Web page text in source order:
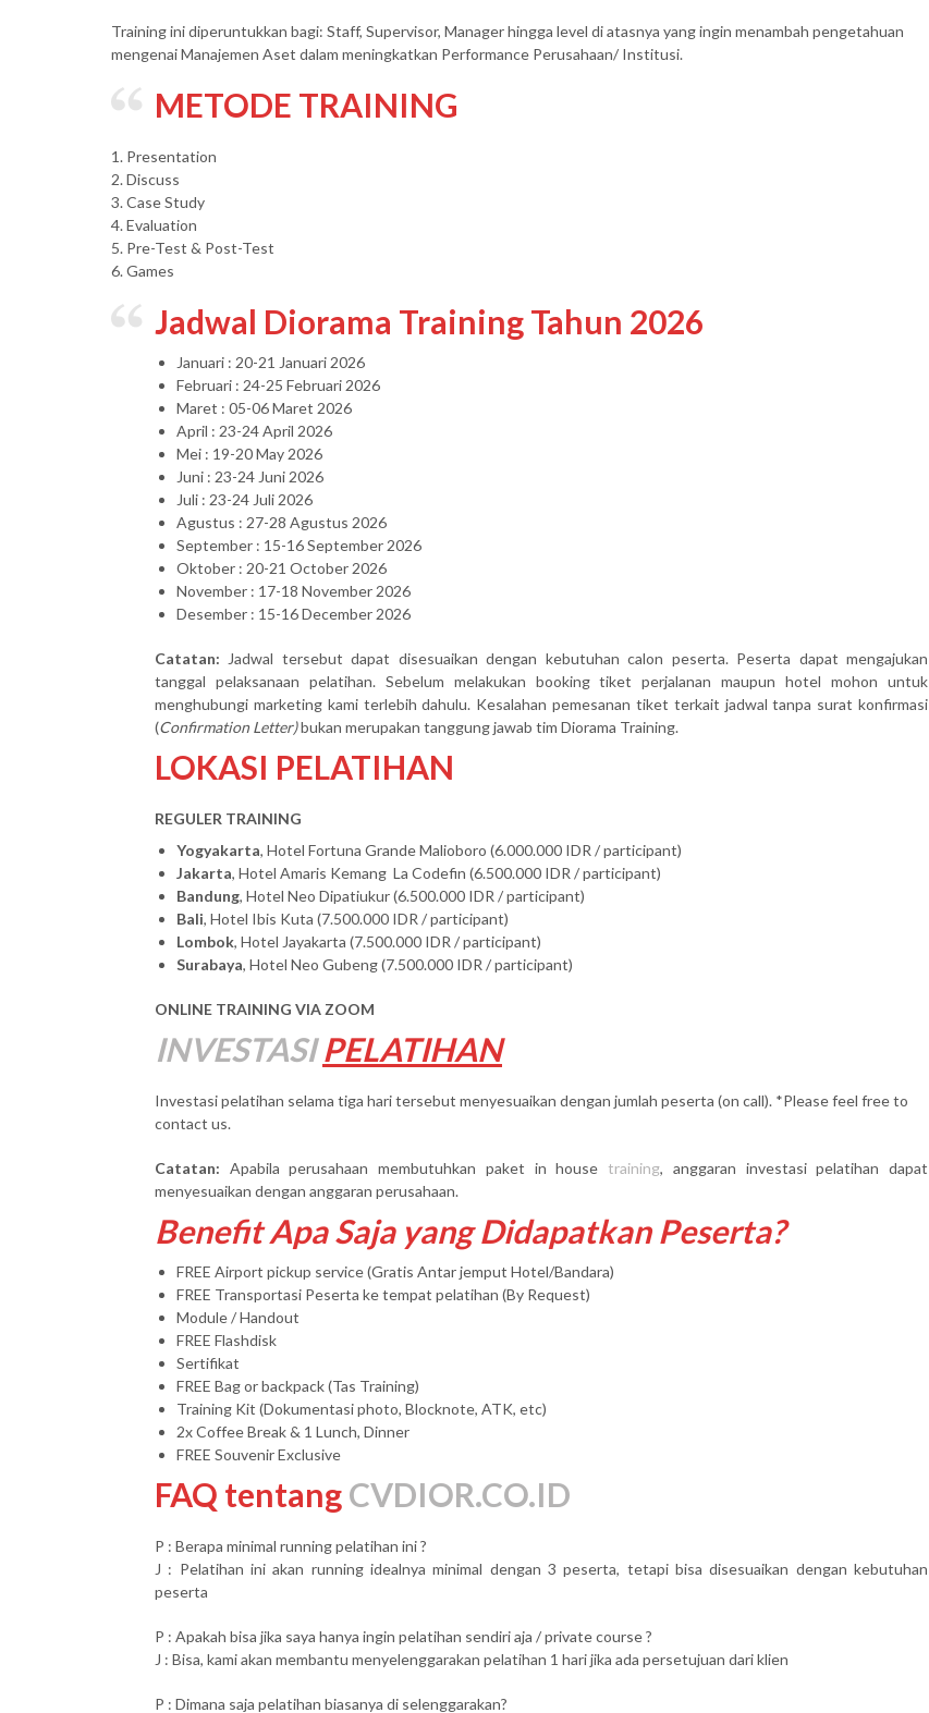
Training ini diperuntukkan bagi: Staff, Supervisor, Manager hingga level di atasnya yang ingin menambah pengetahuan
mengenai Manajemen Aset dalam meningkatkan Performance Perusahaan/ Institusi.
METODE TRAINING
1. Presentation
2. Discuss
3. Case Study
4. Evaluation
5. Pre-Test & Post-Test
6. Games
Jadwal Diorama Training Tahun 2026
Januari : 20-21 Januari 2026
Februari : 24-25 Februari 2026
Maret : 05-06 Maret 2026
April : 23-24 April 2026
Mei : 19-20 May 2026
Juni : 23-24 Juni 2026
Juli : 23-24 Juli 2026
Agustus : 27-28 Agustus 2026
September : 15-16 September 2026
Oktober : 20-21 October 2026
November : 17-18 November 2026
Desember : 15-16 December 2026
Catatan: Jadwal tersebut dapat disesuaikan dengan kebutuhan calon peserta. Peserta dapat mengajukan
tanggal pelaksanaan pelatihan. Sebelum melakukan booking tiket perjalanan maupun hotel mohon untuk
menghubungi marketing kami terlebih dahulu. Kesalahan pemesanan tiket terkait jadwal tanpa surat konfirmasi
(Confirmation Letter)bukan merupakan tanggung jawab tim Diorama Training.
LOKASI PELATIHAN
REGULER TRAINING
Yogyakarta, Hotel Fortuna Grande Malioboro (6.000.000 IDR / participant)
Jakarta, Hotel Amaris Kemang La Codefin (6.500.000 IDR / participant)
Bandung, Hotel Neo Dipatiukur (6.500.000 IDR / participant)
Bali, Hotel Ibis Kuta (7.500.000 IDR / participant)
Lombok, Hotel Jayakarta (7.500.000 IDR / participant)
Surabaya, Hotel Neo Gubeng (7.500.000 IDR / participant)
ONLINE TRAINING VIA ZOOM
INVESTASI PELATIHAN
Investasi pelatihan selama tiga hari tersebut menyesuaikan dengan jumlah peserta (on call). *Please feel free to
contact us.
Catatan: Apabila perusahaan membutuhkan paket in house training, anggaran investasi pelatihan dapat
menyesuaikan dengan anggaran perusahaan.
Benefit Apa Saja yang Didapatkan Peserta?
FREE Airport pickup service (Gratis Antar jemput Hotel/Bandara)
FREE Transportasi Peserta ke tempat pelatihan (By Request)
Module / Handout
FREE Flashdisk
Sertifikat
FREE Bag or backpack (Tas Training)
Training Kit (Dokumentasi photo, Blocknote, ATK, etc)
2x Coffee Break & 1 Lunch, Dinner
FREE Souvenir Exclusive
FAQ tentangCVDIOR.CO.ID
P : Berapa minimal running pelatihan ini ?
J : Pelatihan ini akan running idealnya minimal dengan 3 peserta, tetapi bisa disesuaikan dengan kebutuhan
peserta
P : Apakah bisa jika saya hanya ingin pelatihan sendiri aja / private course ?
J : Bisa, kami akan membantu menyelenggarakan pelatihan 1 hari jika ada persetujuan dari klien
P : Dimana saja pelatihan biasanya di selenggarakan?